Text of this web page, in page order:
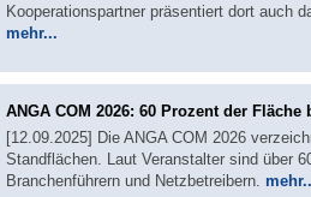
Kooperationspartner präsentiert dort auch
mehr...
ANGA COM 2026: 60 Prozent der Fläche
[12.09.2025] Die ANGA COM 2026
Standflächen. Laut Veranstalter sind über
Branchenführern und Netzbetreibern.